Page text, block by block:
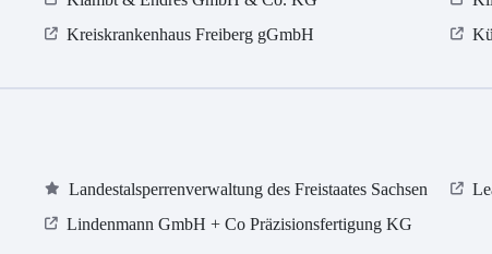
Kreiskrankenhaus Freiberg gGmbH
Landestalsperrenverwaltung des Freistaates Sachsen
Lindenmann GmbH + Co Präzisionsfertigung KG